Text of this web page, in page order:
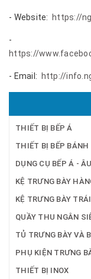
- Website: https://
-
https://
- Email: http://
THIẾT BỊ BẾP Á
THIẾT BỊ BẾP BÁNH
DỤNG CỤ BẾP Á - ÂU
KỆ TRƯNG BÀY
KỆ TRƯNG BÀY
QUẦY THU NGÂN
TỦ TRƯNG BÀY VÀ
PHỤ KIỆN TRƯNG
THIẾT BỊ INOX